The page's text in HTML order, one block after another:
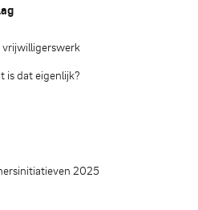
is dat eigenlijk?
2025